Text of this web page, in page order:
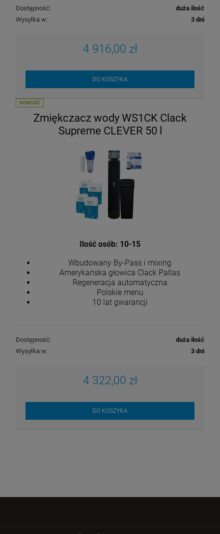
Dostępność:
duża ilość
Wysyłka w:
3 dni
4 916,00 zł
DO KOSZYKA
Zmiękczacz wody WS1CK Clack
Supreme CLEVER 50 l
Ilość osób: 10-15
Wbudowany By-Pass i mixing
Amerykańska głowica Clack Pallas
Regeneracja automatyczna
Polskie menu
10 lat gwarancji
Dostępność:
duża ilość
Wysyłka w:
3 dni
4 322,00 zł
DO KOSZYKA
NOWOŚĆ